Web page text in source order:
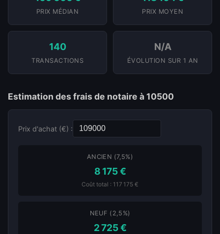
PRIX MÉDIAN PRIX MOYEN
140
TRANSACTIONS
N/A
ÉVOLUTION SUR 1 AN
Estimation des frais de notaire à 10500
Prix d'achat (€) :
ANCIEN (7,5%)
8 175 €
Coût total : 117 175 €
NEUF (2,5%)
2 725 €